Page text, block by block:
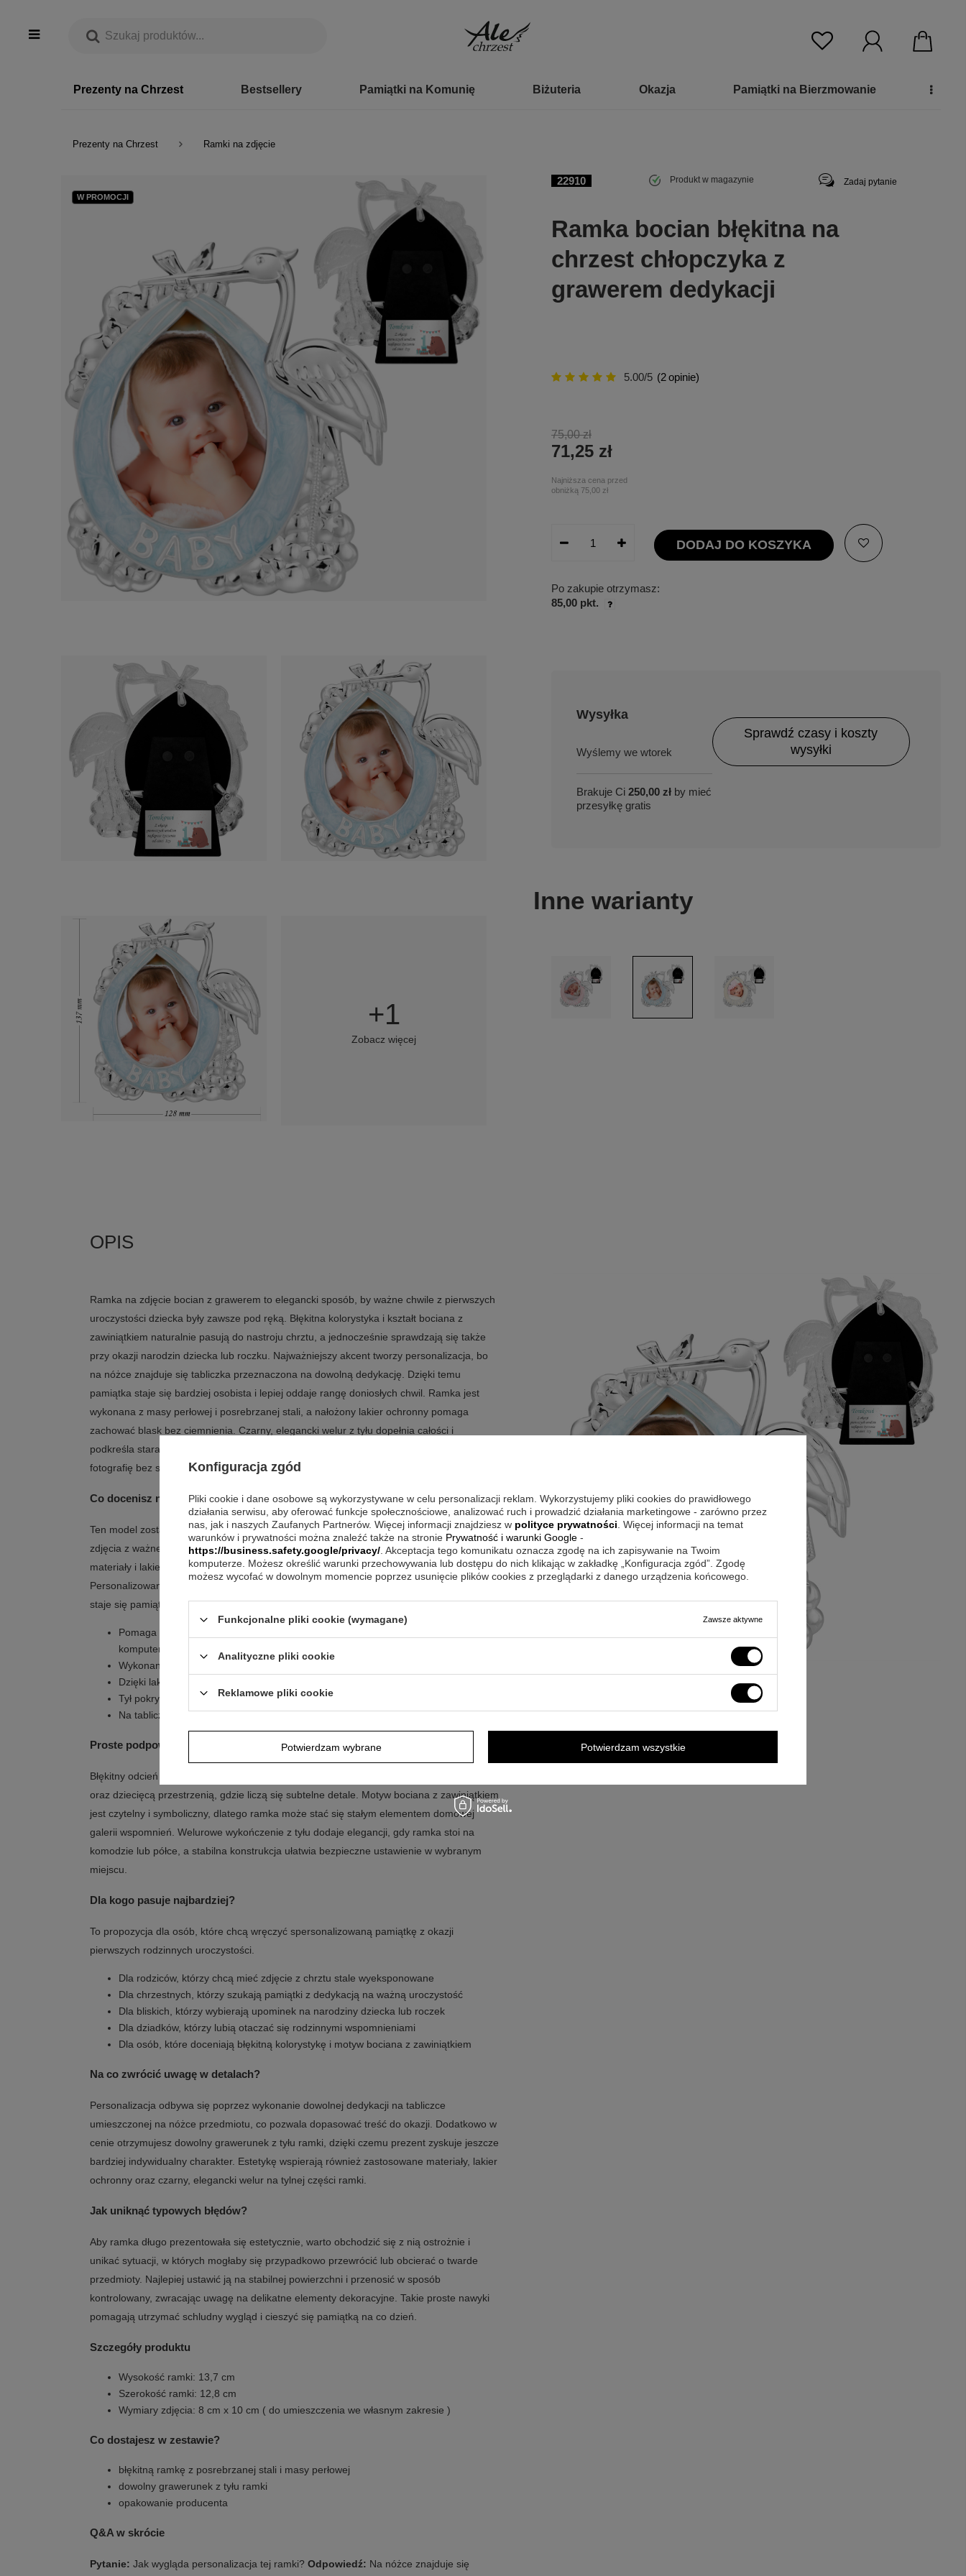
Prezenty na Chrzest Bestsellery Pamiątki na Komunię Biżuteria Okazja Pamiątki na Bierzmowanie
Prezenty na Chrzest Ramki na zdjęcie
+1
Zobacz więcej
W PROMOCJI
22910 Produkt w magazynie Zadaj pytanie
Ramka bocian błękitna na
chrzest chłopczyka z
grawerem dedykacji
5.00/5 (2opinie)
75,00 zł
71,25 zł
Najniższa cena przed
obniżką 75,00 zł
DODAJ DO KOSZYKA
Po zakupie otrzymasz:
85,00 pkt.
Wysyłka
we wtorek
Brakuje Ci 250,00 zł by mieć
przesyłkę gratis
Sprawdź czasy i koszty
wysyłki
Inne warianty
Ramka na zdjęcie bocian z grawerem to elegancki sposób, by ważne chwile z pierwszych
uroczystości dziecka były zawsze pod ręką. Błękitna kolorystyka i kształt bociana z
zawiniątkiem naturalnie pasują do nastroju chrztu, a jednocześnie sprawdzają się także
przy okazji narodzin dziecka lub roczku. Najważniejszy akcent tworzy personalizacja, bo
na nóżce znajduje się tabliczka przeznaczona na dowolną dedykację. Dzięki temu
pamiątka staje się bardziej osobista i lepiej oddaje rangę doniosłych chwil. Ramka jest
wykonana z masy perłowej i posrebrzanej stali, a nałożony lakier ochronny pomaga
zachować blask bez ciemnienia. Czarny, elegancki welur z tyłu dopełnia całości i
podkreśla staranne wykończenie. To praktyczna ozdoba, która pozwala wyeksponować
fotografię bez sięgania po album czy komputer.
Co docenisz na co dzień?
Ten model został zaprojektowany tak, by łączyć dekoracyjny wygląd z wygodą ekspozycji
zdjęcia z ważnego dnia. Motyw bociana w błękitnym kolorze przyciąga uwagę, a trwałe
materiały i lakier ochronny wspierają estetyczny wygląd przez długi czas.
Personalizowana dedykacja na tabliczce dodaje całości znaczenia, dzięki czemu prezent
staje się pamiątką z jasnym przekazem.
Pomaga wyeksponować zdjęcie z chrztu bez potrzeby sięgania do albumu czy
komputera
Wykonana jest z masy perłowej i posrebrzanej stali
Dzięki lakierowi ochronnemu nie traci blasku i nie ciemnieje
Tył pokryty jest czarnym, eleganckim welurem
Na tabliczce na nóżce można umieścić dowolną dedykację
Proste podpowiedzi aranżacyjne
Błękitny odcień i delikatny połysk masy perłowej dobrze współgrają z jasnymi wnętrzami
oraz dziecięcą przestrzenią, gdzie liczą się subtelne detale. Motyw bociana z zawiniątkiem
jest czytelny i symboliczny, dlatego ramka może stać się stałym elementem domowej
galerii wspomnień. Welurowe wykończenie z tyłu dodaje elegancji, gdy ramka stoi na
komodzie lub półce, a stabilna konstrukcja ułatwia bezpieczne ustawienie w wybranym
miejscu.
Dla kogo pasuje najbardziej?
To propozycja dla osób, które chcą wręczyć spersonalizowaną pamiątkę z okazji
pierwszych rodzinnych uroczystości.
Dla rodziców, którzy chcą mieć zdjęcie z chrztu stale wyeksponowane
Dla chrzestnych, którzy szukają pamiątki z dedykacją na ważną uroczystość
Dla bliskich, którzy wybierają upominek na narodziny dziecka lub roczek
Dla dziadków, którzy lubią otaczać się rodzinnymi wspomnieniami
Dla osób, które doceniają błękitną kolorystykę i motyw bociana z zawiniątkiem
Na co zwrócić uwagę w detalach?
Personalizacja odbywa się poprzez wykonanie dowolnej dedykacji na tabliczce
umieszczonej na nóżce przedmiotu, co pozwala dopasować treść do okazji. Dodatkowo w
cenie otrzymujesz dowolny grawerunek z tyłu ramki, dzięki czemu prezent zyskuje jeszcze
bardziej indywidualny charakter. Estetykę wspierają również zastosowane materiały, lakier
ochronny oraz czarny, elegancki welur na tylnej części ramki.
Jak uniknąć typowych błędów?
Aby ramka długo prezentowała się estetycznie, warto obchodzić się z nią ostrożnie i
unikać sytuacji, w których mogłaby się przypadkowo przewrócić lub obcierać o twarde
przedmioty. Najlepiej ustawić ją na stabilnej powierzchni i przenosić w sposób
kontrolowany, zwracając uwagę na delikatne elementy dekoracyjne. Takie proste nawyki
pomagają utrzymać schludny wygląd i cieszyć się pamiątką na co dzień.
Szczegóły produktu
Wysokość ramki: 13,7 cm
Szerokość ramki: 12,8 cm
Wymiary zdjęcia: 8 cm x 10 cm ( do umieszczenia we własnym zakresie )
Co dostajesz w zestawie?
błękitną ramkę z posrebrzanej stali i masy perłowej
dowolny grawerunek z tyłu ramki
opakowanie producenta
Q&A w skrócie
Pytanie: Jak wygląda personalizacja tej ramki? Odpowiedź: Na nóżce znajduje się
Konfiguracja zgód
Pliki cookie i dane osobowe są wykorzystywane w celu personalizacji reklam. Wykorzystujemy pliki cookies do prawidłowego
działania serwisu, aby oferować funkcje społecznościowe, analizować ruch i prowadzić działania marketingowe - zarówno przez
nas, jak i naszych Zaufanych Partnerów. Więcej informacji znajdziesz w polityce prywatności . Więcej informacji na temat
warunków i prywatności można znaleźć także na stronie Prywatność i warunki Google -
https://business.safety.google/privacy/ . Akceptacja tego komunikatu oznacza zgodę na ich zapisywanie na Twoim
komputerze. Możesz określić warunki przechowywania lub dostępu do nich klikając w zakładkę „Konfiguracja zgód”. Zgodę
możesz wycofać w dowolnym momencie poprzez usunięcie plików cookies z przeglądarki z danego urządzenia końcowego.
Funkcjonalne pliki cookie (wymagane) Zawsze aktywne
Analityczne pliki cookie
Reklamowe pliki cookie
Potwierdzam wybrane Potwierdzam wszystkie